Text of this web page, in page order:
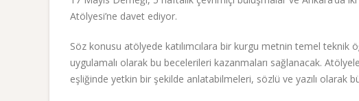
Atölyesi’ne davet ediyor.
Söz konusu atölyede katılımcılara bir kurgu metnin temel teknik
uygulamalı olarak bu becelerileri kazanmaları sağlanacak.
eşliğinde yetkin bir şekilde anlatabilmeleri, sözlü ve yazılı olarak